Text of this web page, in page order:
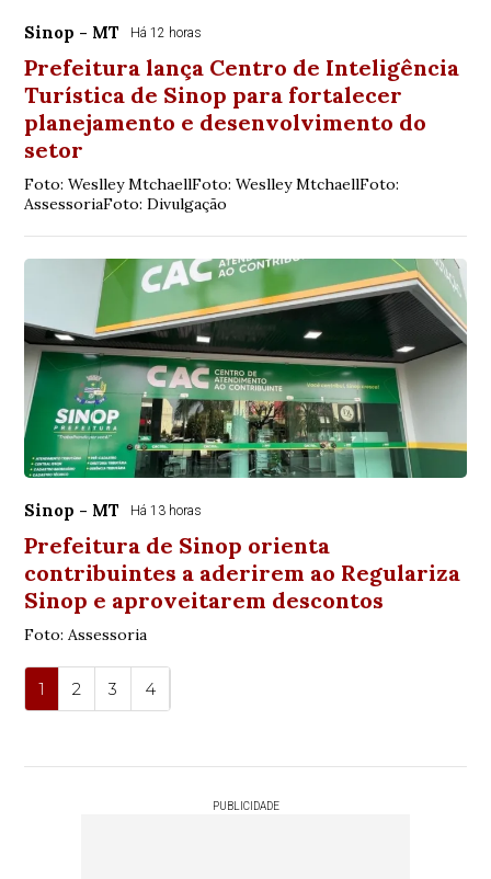
Sinop - MT Há 12 horas
Prefeitura lança Centro de Inteligência
Turística de Sinop para fortalecer
planejamento e desenvolvimento do
setor
Foto: Weslley MtchaellFoto: Weslley MtchaellFoto:
AssessoriaFoto: Divulgação
Sinop - MT Há 13 horas
Prefeitura de Sinop orienta
contribuintes a aderirem ao Regulariza
Sinop e aproveitarem descontos
Foto: Assessoria
1 2 3 4
PUBLICIDADE